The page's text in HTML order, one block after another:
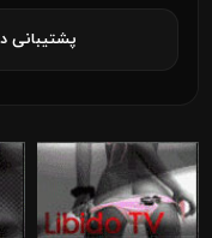
پشتیبانی